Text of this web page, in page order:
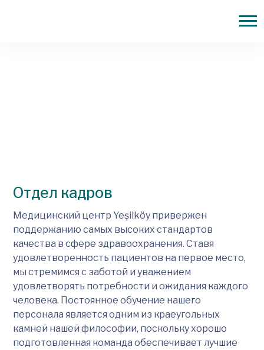
Отдел кадров
Медицинский центр Yeşilköy привержен
поддержанию самых высоких стандартов
качества в сфере здравоохранения. Ставя
удовлетворенность пациентов на первое место,
мы стремимся с заботой и уважением
удовлетворять потребности и ожидания каждого
человека. Постоянное обучение нашего
персонала является одним из краеугольных
камней нашей философии, поскольку хорошо
подготовленная команда обеспечивает лучшие